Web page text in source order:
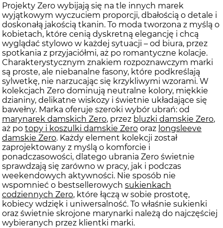
Projekty Zero wybijają się na tle innych marek
wyjątkowym wyczuciem proporcji, dbałością o detale i
doskonałą jakością tkanin. To moda tworzona z myślą o
kobietach, które cenią dyskretną elegancję i chcą
wyglądać stylowo w każdej sytuacji – od biura, przez
spotkania z przyjaciółmi, aż po romantyczne kolacje.
Charakterystycznym znakiem rozpoznawczym marki
są proste, ale niebanalne fasony, które podkreślają
sylwetkę, nie narzucając się krzykliwymi wzorami. W
kolekcjach Zero dominują neutralne kolory, miękkie
dzianiny, delikatne wiskozy i świetnie układające się
bawełny. Marka oferuje szeroki wybór ubrań: od
marynarek damskich Zero, przez bluzki damskie Zero,
aż po topy i koszulki damskie Zero oraz longsleeve
damskie Zero. Każdy element kolekcji został
zaprojektowany z myślą o komforcie i
ponadczasowości, dlatego ubrania Zero świetnie
sprawdzają się zarówno w pracy, jak i podczas
weekendowych aktywności. Nie sposób nie
wspomnieć o bestsellerowych sukienkach
codziennych Zero, które łączą w sobie prostotę,
kobiecy wdzięk i uniwersalność. To właśnie sukienki
oraz świetnie skrojone marynarki należą do najczęściej
wybieranych przez klientki marki.